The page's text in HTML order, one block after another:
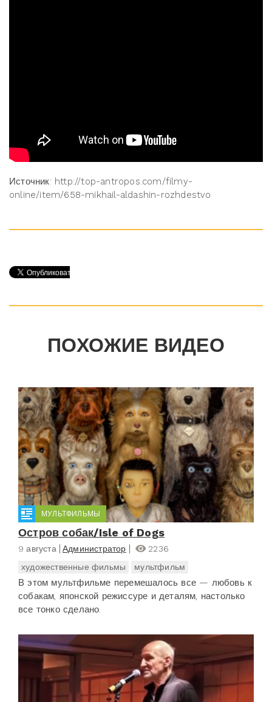
Источник: http://top-antropos.com/filmy-
online/item/658-mikhail-aldashin-rozhdestvo
ПОХОЖИЕ ВИДЕО
МУЛЬТФИЛЬМЫ
Остров собак/Isle of Dogs
9 августа Администратор
2236
художественные фильмы
мультфильм
В этом мультфильме перемешалось все — любовь к
собакам, японской режиссуре и деталям, настолько
все тонко сделано.